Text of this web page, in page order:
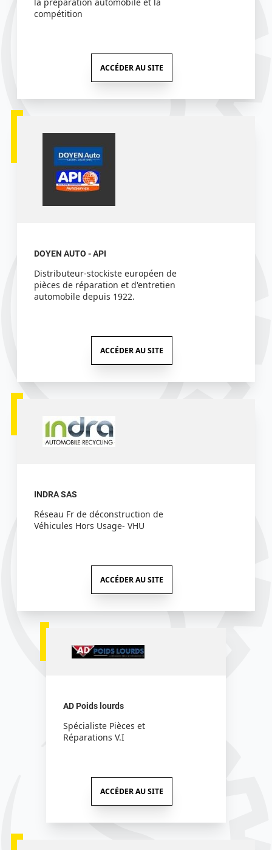
compétition
ACCÉDER AU SITE
DOYEN AUTO - API
Distributeur-stockiste européen de
pièces de réparation et d'entretien
automobile depuis 1922.
ACCÉDER AU SITE
INDRA SAS
Réseau Fr de déconstruction de
Véhicules Hors Usage- VHU
ACCÉDER AU SITE
AD Poids lourds
Spécialiste Pièces et
Réparations V.I
ACCÉDER AU SITE